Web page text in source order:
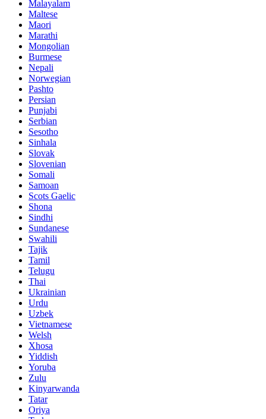
Malayalam
Maltese
Maori
Marathi
Mongolian
Burmese
Nepali
Norwegian
Pashto
Persian
Punjabi
Serbian
Sesotho
Sinhala
Slovak
Slovenian
Somali
Samoan
Scots Gaelic
Shona
Sindhi
Sundanese
Swahili
Tajik
Tamil
Telugu
Thai
Ukrainian
Urdu
Uzbek
Vietnamese
Welsh
Xhosa
Yiddish
Yoruba
Zulu
Kinyarwanda
Tatar
Oriya